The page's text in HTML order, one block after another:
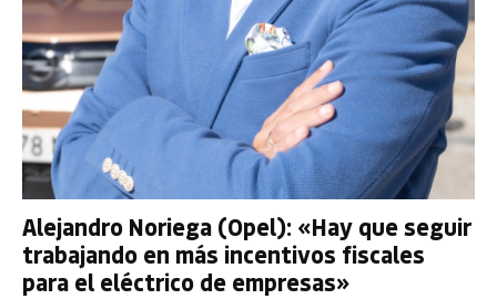
Alejandro Noriega (Opel): «Hay que seguir
trabajando en más incentivos fiscales
para el eléctrico de empresas»